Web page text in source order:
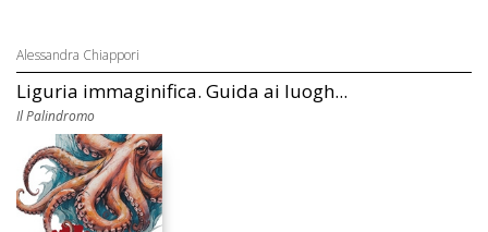
Alessandra Chiappori
Liguria immaginifica. Guida ai luogh...
Il Palindromo